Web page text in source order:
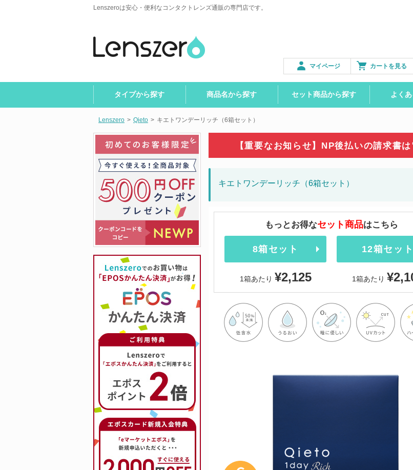
Lenszeroは安心・便利なコンタクトレンズ通販の専門店です。
カートを見る
マイページ
タイプから探す 商品名から探す セット商品から探す よく
Lenszero > Qieto > キエトワンデーリッチ（6箱セット）
【重要なお知らせ】NP後払いの請求書は
キエトワンデーリッチ（6箱セット）
もっとお得なセット商品はこちら
8箱セット
1箱あたり ¥2,125
12箱セット
1箱あたり